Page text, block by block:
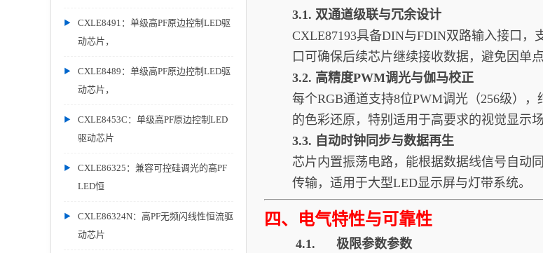
CXLE8491：单级高PF原边控制LED驱
动芯片，
CXLE8489：单级高PF原边控制LED驱
动芯片，
CXLE8453C：单级高PF原边控制LED
驱动芯片
CXLE86325：兼容可控硅调光的高PF
LED恒
CXLE86324N：高PF无频闪线性恒流驱
动芯片
3.1. 双通道级联与冗余设计
CXLE87193具备DIN与FDIN双路输入接口，
口可确保后续芯片继续接收数据，避免因单
3.2. 高精度PWM调光与伽马校正
每个RGB通道支持8位PWM调光（256级）
的色彩还原，特别适用于高要求的视觉显示场
3.3. 自动时钟同步与数据再生
芯片内置振荡电路，能根据数据线信号自动
传输，适用于大型LED显示屏与灯带系统。
四、电气特性与可靠性
4.1. 极限参数参数